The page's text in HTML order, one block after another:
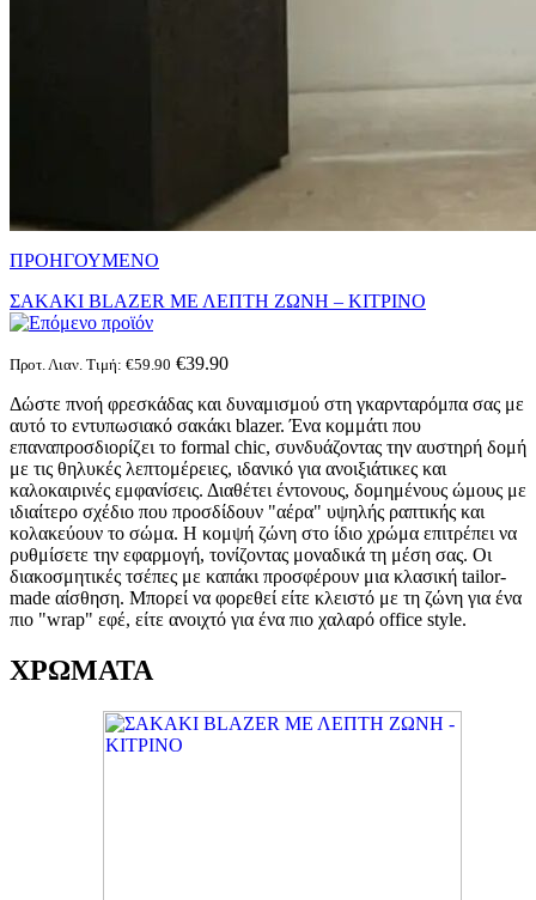
ΠΡΟΗΓΟΥΜΕΝΟ
ΣΑΚΑΚΙ BLAZER ΜΕ ΛΕΠΤΗ ΖΩΝΗ – ΚΙΤΡΙΝΟ
Προτ. Λιαν. Τιμή: €59.90 €39.90
Δώστε πνοή φρεσκάδας και δυναμισμού στη γκαρνταρόμπα σας με
αυτό το εντυπωσιακό σακάκι blazer. Ένα κομμάτι που
επαναπροσδιορίζει το formal chic, συνδυάζοντας την αυστηρή δομή
με τις θηλυκές λεπτομέρειες, ιδανικό για ανοιξιάτικες και
καλοκαιρινές εμφανίσεις. Διαθέτει έντονους, δομημένους ώμους με
ιδιαίτερο σχέδιο που προσδίδουν "αέρα" υψηλής ραπτικής και
κολακεύουν το σώμα. Η κομψή ζώνη στο ίδιο χρώμα επιτρέπει να
ρυθμίσετε την εφαρμογή, τονίζοντας μοναδικά τη μέση σας. Οι
διακοσμητικές τσέπες με καπάκι προσφέρουν μια κλασική tailor-
made αίσθηση. Μπορεί να φορεθεί είτε κλειστό με τη ζώνη για ένα
πιο "wrap" εφέ, είτε ανοιχτό για ένα πιο χαλαρό office style.
ΧΡΩΜΑΤΑ